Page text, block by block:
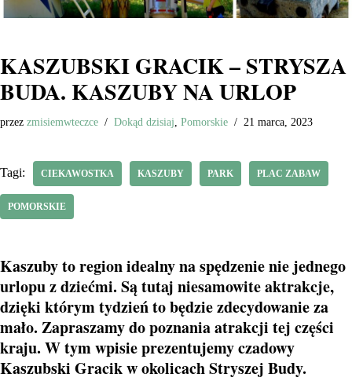
KASZUBSKI GRACIK – STRYSZA
BUDA. KASZUBY NA URLOP
przez zmisiemwteczce Dokąd dzisiaj, Pomorskie 21 marca, 2023
Tagi: CIEKAWOSTKA KASZUBY PARK PLAC ZABAW
POMORSKIE
Kaszuby to region idealny na spędzenie nie jednego
urlopu z dziećmi. Są tutaj niesamowite aktrakcje,
dzięki którym tydzień to będzie zdecydowanie za
mało. Zapraszamy do poznania atrakcji tej części
kraju. W tym wpisie prezentujemy czadowy
Kaszubski Gracik w okolicach Stryszej Budy.